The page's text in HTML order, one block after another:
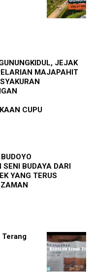
JEJAK
MAJAPAHIT
CUPU
SENI BUDAYA DARI
YANG TERUS
Terang